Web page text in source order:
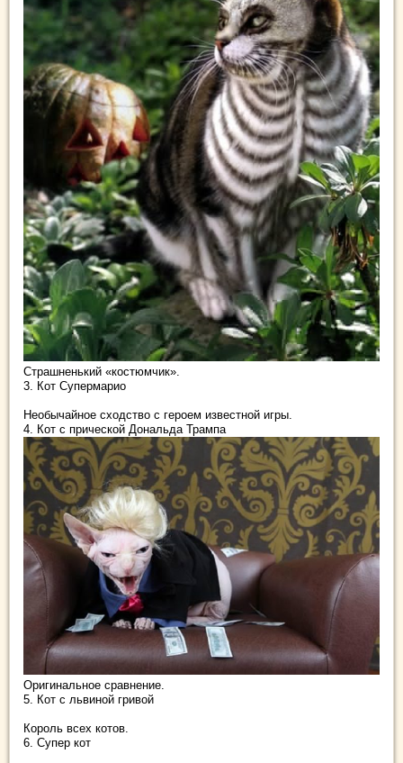
Страшненький «костюмчик».
3. Кот Супермарио
Необычайное сходство с героем известной игры.
4. Кот с прической Дональда Трампа
Оригинальное сравнение.
5. Кот с львиной гривой
Король всех котов.
6. Супер кот